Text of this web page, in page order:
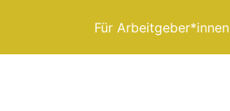
Für Arbeitgeber*innen